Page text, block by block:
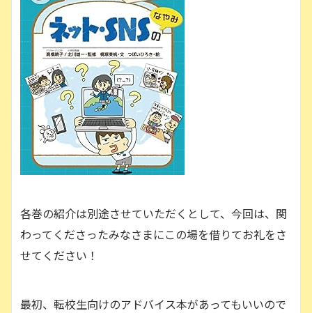
各巻の紹介は別途させていただくとして、今回は、関
わってくださったみなさまにこの場を借りてお礼をさ
せてください！
最初、転校生向けのアドバイス本があってもいいので